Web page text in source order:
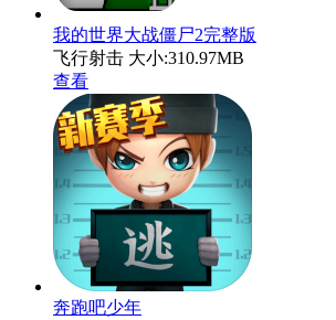
我的世界大战僵尸2完整版
飞行射击 大小:310.97MB
查看
奔跑吧少年